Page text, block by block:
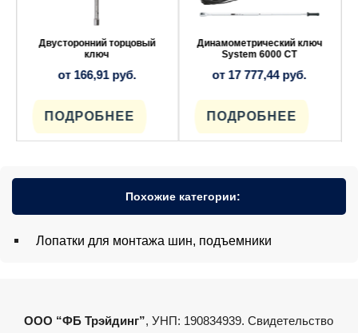
Двусторонний торцовый
ключ
от 166,91 руб.
ПОДРОБНЕЕ
выбрать
на
товара.
Динамометрический ключ
System 6000 CT
от 17 777,44руб.
ПОДРОБНЕЕ
вариаций.
Опции
выбрать
на
странице
товара.
Похожие категории:
Лопатки для монтажа шин, подъемники
ООО “ФБ Трэйдинг”, УНП: 190834939. Свидетельство